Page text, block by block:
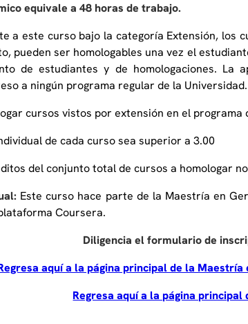
equivale a 48 horas de trabajo.
a este curso bajo la categoría Extensión, los
pueden ser homologables una vez el
de estudiantes y de homologaciones. La
a ningún programa regular de la Universidad.
cursos vistos por extensión en el
de cada curso sea superior a 3.00
del conjunto total de cursos a homologar
Este curso hace parte de la Maestría en
Coursera.
Diligencia el formulario de
aquí a la página principal de la Maestría
Regresa aquí a la página principal